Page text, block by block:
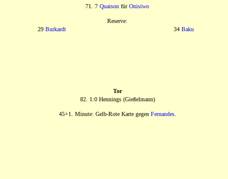
71. 7 Quaison fürOnisiwo
Reserve:
29 Burkardt 34 Baku
Tor
82. 1:0 Hennings (Gießelmann)
45+1. Minute: Gelb-Rote Karte gegen Fernandes.